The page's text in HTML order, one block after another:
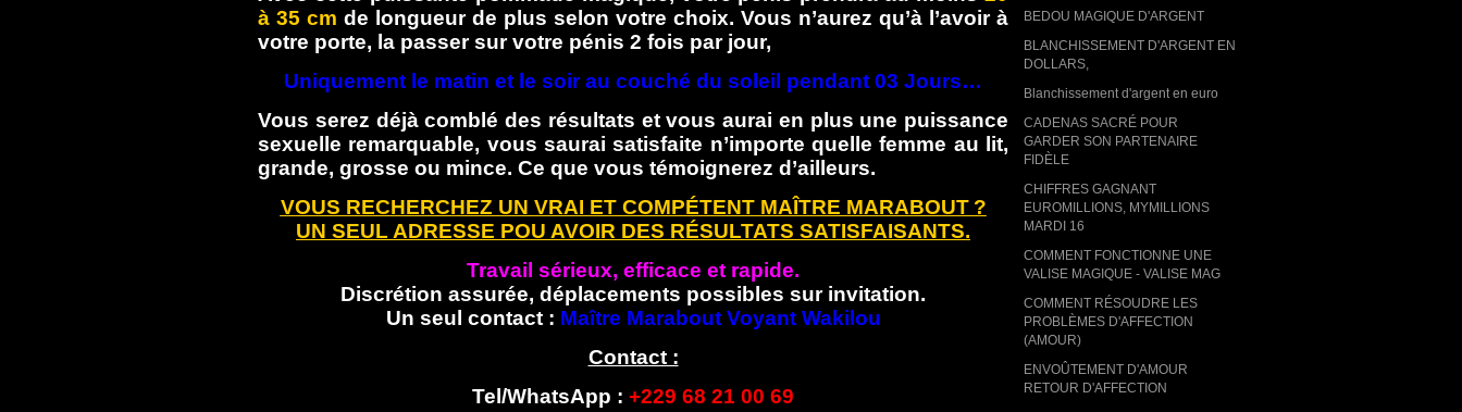
BEDOU MAGIQUE D'ARGENT
BLANCHISSEMENT D'ARGENT EN
DOLLARS,
Blanchissement d'argent en euro
CADENAS SACRÉ POUR
GARDER SON PARTENAIRE
FIDÈLE
CHIFFRES GAGNANT
EUROMILLIONS, MYMILLIONS
MARDI 16
COMMENT FONCTIONNE UNE
VALISE MAGIQUE - VALISE MAG
COMMENT RÉSOUDRE LES
PROBLÈMES D'AFFECTION
(AMOUR)
ENVOÛTEMENT D'AMOUR
RETOUR D'AFFECTION
à 35 cm de longueur de plus selon votre choix. Vous n’aurez qu’à l’avoir à
votre porte, la passer sur votre pénis 2 fois par jour,
Uniquement le matin et le soir au couché du soleil pendant 03 Jours…
Vous serez déjà comblé des résultats et vous aurai en plus une puissance
sexuelle remarquable, vous saurai satisfaite n’importe quelle femme au lit,
grande, grosse ou mince. Ce que vous témoignerez d’ailleurs.
VOUS RECHERCHEZ UN VRAI ET COMPÉTENT MAÎTRE MARABOUT ?
UN SEUL ADRESSE POU AVOIR DES RÉSULTATS SATISFAISANTS.
Travail sérieux, efficace et rapide.
Discrétion assurée, déplacements possibles sur invitation.
Un seul contact : Maître Marabout Voyant Wakilou
Contact :
Tel/WhatsApp : +229 68 21 00 69